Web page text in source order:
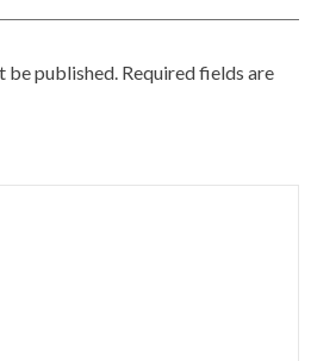
be published. Required fields are